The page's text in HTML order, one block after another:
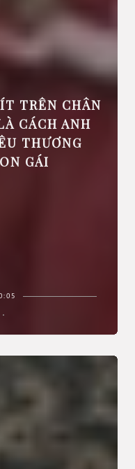
TRÊN CHÂN
CÁCH ANH
THƯƠNG
GÁI